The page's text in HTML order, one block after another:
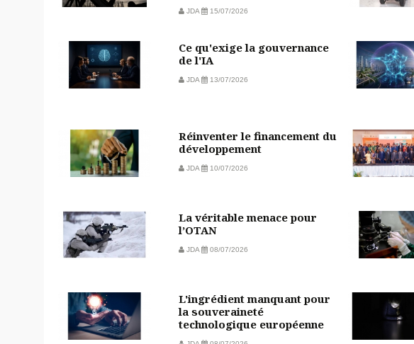
JDA 15/07/2026
Ce qu'exige la gouvernance
de l'IA
JDA 13/07/2026
Réinventer le financement du
développement
JDA 10/07/2026
La véritable menace pour
l’OTAN
JDA 08/07/2026
L'ingrédient manquant pour
la souveraineté
technologique européenne